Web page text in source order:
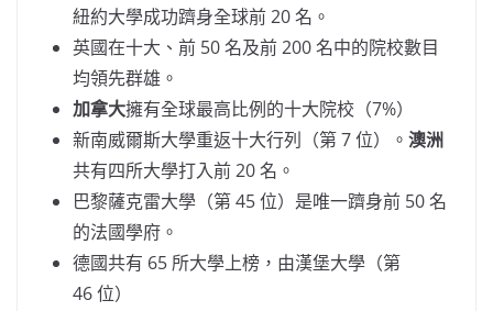
紐約大學成功躋身全球前 20 名。
英國在十大、前 50 名及前 200 名中的院校數目
均領先群雄。
加拿大擁有全球最高比例的十大院校（7%）
新南威爾斯大學重返十大行列（第 7 位）。 澳洲
共有四所大學打入前 20 名。
巴黎薩克雷大學（第 45 位）是唯一躋身前 50 名
的法國學府。
德國共有 65 所大學上榜，由漢堡大學（第
46 位）